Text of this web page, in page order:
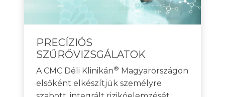
PRECÍZIÓS
SZŰRŐVIZSGÁLATOK
A CMC Déli Klinikán® Magyarországon
elsőként elkészítjük személyre